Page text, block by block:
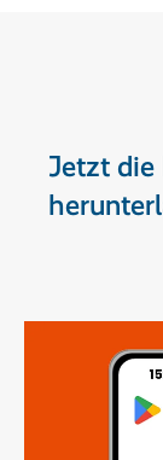
Jetzt die